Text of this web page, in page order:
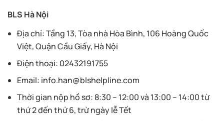
BLS Hà Nội
Địa chỉ: Tầng 13, Tòa nhà Hòa Bình, 106 Hoàng Quốc
Việt, Quận Cầu Giấy, Hà Nội
Điện thoại: 02432191755
Email: info.han@blshelpline.com
Thời gian nộp hồ sơ: 8:30 – 12:00 và 13:00 – 14:00 từ
thứ 2 đến thứ 6, trừ ngày lễ Tết